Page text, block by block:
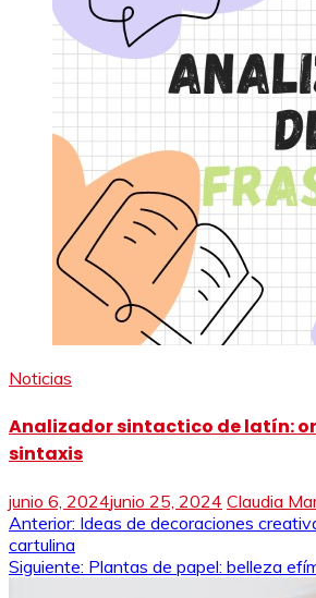
Noticias
Analizador sintactico de latín:
sintaxis
junio 6, 2024junio 25, 2024 Claudia
Navegación
de
Anterior: Ideas de decoraciones
cartulina
Siguiente: Plantas de papel: belleza